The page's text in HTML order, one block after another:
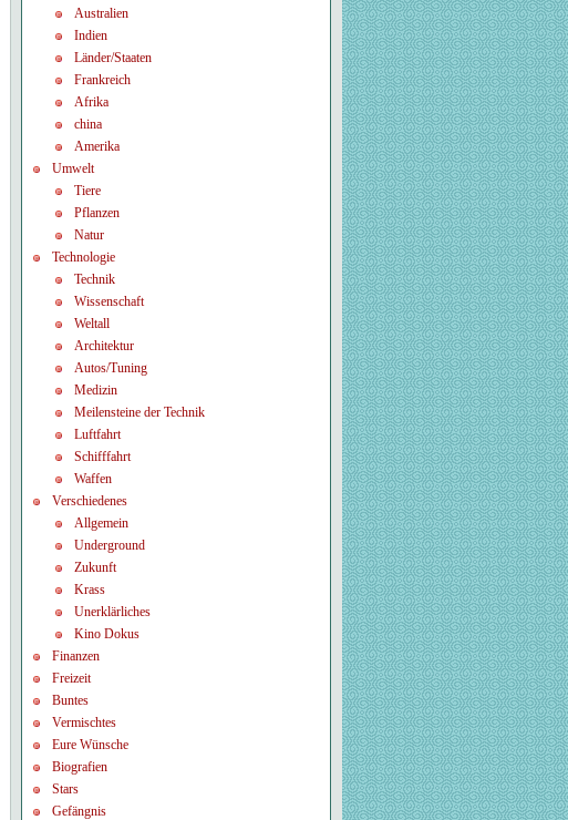
Australien
Indien
Länder/Staaten
Frankreich
Afrika
china
Amerika
Umwelt
Tiere
Pflanzen
Natur
Technologie
Technik
Wissenschaft
Weltall
Architektur
Autos/Tuning
Medizin
Meilensteine der Technik
Luftfahrt
Schifffahrt
Waffen
Verschiedenes
Allgemein
Underground
Zukunft
Krass
Unerklärliches
Kino Dokus
Finanzen
Freizeit
Buntes
Vermischtes
Eure Wünsche
Biografien
Stars
Gefängnis